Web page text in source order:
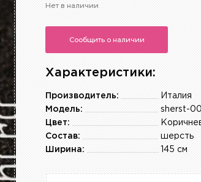
Нет в наличии
Сообщить о наличии
Характеристики:
Италия
Производитель:
sherst-
Модель:
Цвет:
шерсть
Состав:
145 см
Ширина: